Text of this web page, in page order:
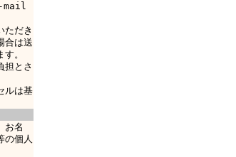
mail
ただき
合は送
。
担とさ
ルは基
お名
の個人